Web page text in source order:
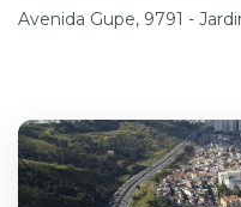
Avenida Gupe, 9791 -